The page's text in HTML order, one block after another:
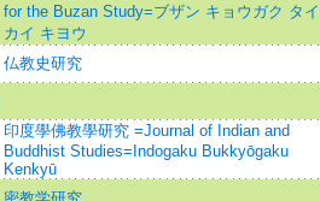
for the Buzan Study=ブザン キョウガク タイ
カイ キヨウ
仏教史研究
印度學佛教學研究 =Journal of Indian and
Buddhist Studies=Indogaku Bukkyōgaku
Kenkyū